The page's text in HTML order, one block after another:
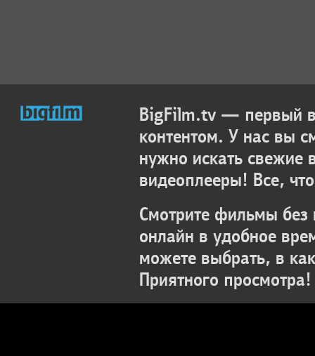
BigFilm.tv — первый
контентом. У нас вы
нужно искать свежие
видеоплееры! Все,
Смотрите фильмы без
онлайн в удобное
можете выбрать, в
Приятного просмотра!